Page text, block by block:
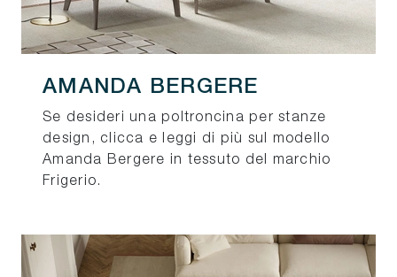
AMANDA BERGERE
Se desideri una poltroncina per stanze
design, clicca e leggi di più sul modello
Amanda Bergere in tessuto del marchio
Frigerio.